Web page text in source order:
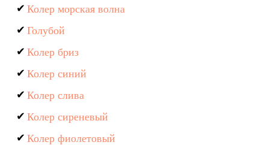
Колер морская волна
Голубой
Колер бриз
Колер синий
Колер слива
Колер сиреневый
Колер фиолетовый